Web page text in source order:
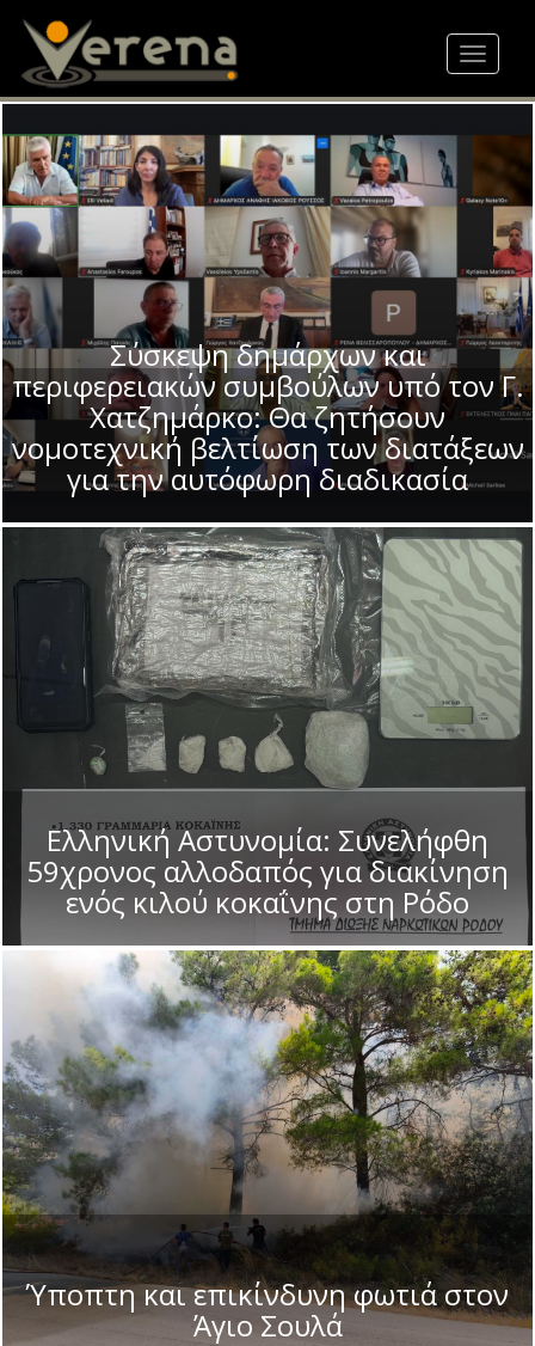
content
Toggle
Σύσκεψη δημάρχων και
περιφερειακών συμβούλων υπό τον Γ.
Χατζημάρκο: Θα ζητήσουν
νομοτεχνική βελτίωση των διατάξεων
για την αυτόφωρη διαδικασία
Ελληνική Αστυνομία: Συνελήφθη
59χρονος αλλοδαπός για διακίνηση
ενός κιλού κοκαΐνης στη Ρόδο
Ύποπτη και επικίνδυνη φωτιά στον
Άγιο Σουλά